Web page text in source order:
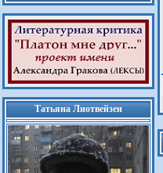
Татьяна Лиотвейзен